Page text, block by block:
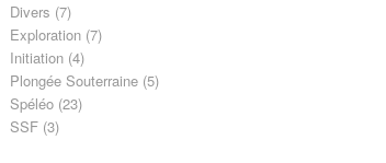
Divers (7)
Exploration (7)
Initiation (4)
Plongée Souterraine (5)
Spéléo (23)
SSF (3)